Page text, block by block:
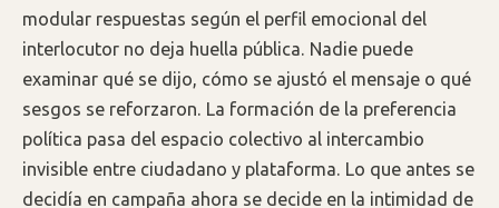
modular respuestas según el perfil emocional del
interlocutor no deja huella pública. Nadie puede
examinar qué se dijo, cómo se ajustó el mensaje o qué
sesgos se reforzaron. La formación de la preferencia
política pasa del espacio colectivo al intercambio
invisible entre ciudadano y plataforma. Lo que antes se
decidía en campaña ahora se decide en la intimidad de